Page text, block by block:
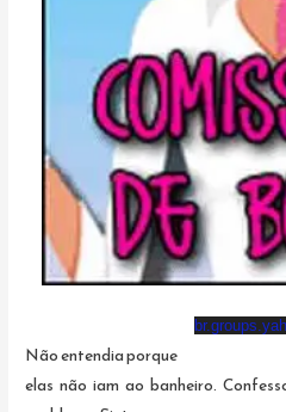
Não entendia porque
elas não iam ao banheiro.